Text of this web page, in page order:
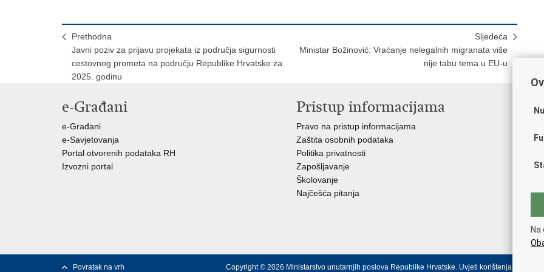
Prethodna
Javni poziv za prijavu projekata iz područja sigurnosti
cestovnog prometa na području Republike Hrvatske za
2025. godinu
Sljedeća
Ministar Božinović: Vraćanje nelegalnih migranata više
nije tabu tema u EU-u
e-Građani
e-Građani
e-Savjetovanja
Portal otvorenih podataka RH
Izvozni portal
Pristup informacijama
Pravo na pristup informacijama
Zaštita osobnih podataka
Politika privatnosti
Zapošljavanje
Školovanje
Najčešća pitanja
Povratak na vrh Copyright © 2026 Ministarstvo unutarnjih poslova Republike Hrvatske. Uvjeti korištenja.